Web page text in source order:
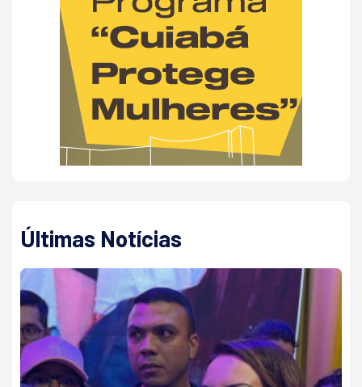
Últimas Notícias